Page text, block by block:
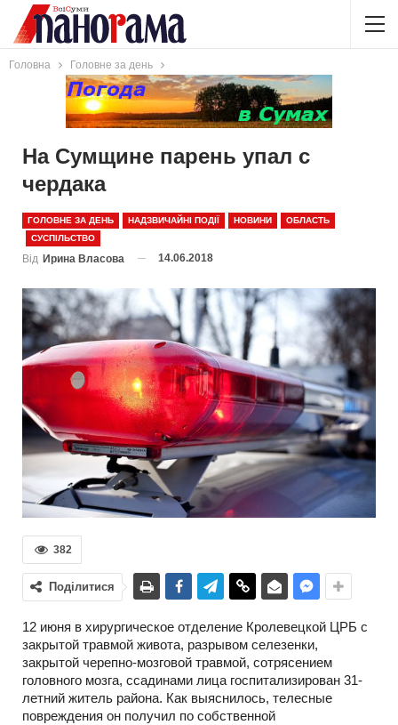
Головна Головне за день
На Сумщине парень упал с
чердака
ГОЛОВНЕ ЗА ДЕНЬ НАДЗВИЧАЙНІ ПОДІЇ НОВИНИ
ОБЛАСТЬ
СУСПІЛЬСТВО
Від Ирина Власова 14.06.2018
382
Поділитися
12 июня в хирургическое отделение Кролевецкой ЦРБ с
закрытой травмой живота, разрывом селезенки,
закрытой черепно-мозговой травмой, сотрясением
головного мозга, ссадинами лица госпитализирован 31-
летний житель района. Как выяснилось, телесные
повреждения он получил по собственной